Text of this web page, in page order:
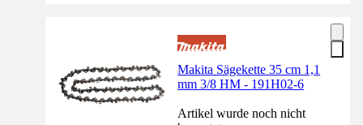
Makita Sägekette 35 cm 1,1
mm 3/8 HM - 191H02-6
Artikel wurde noch nicht